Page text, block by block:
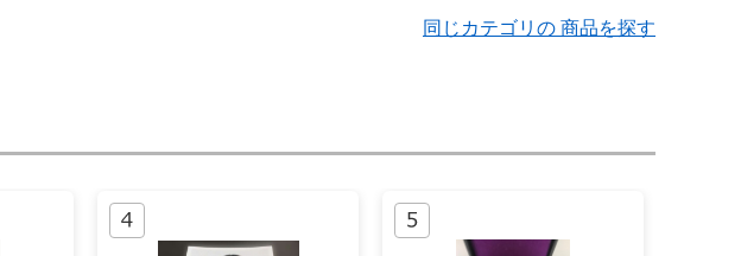
同じカテゴリの 商品を探す